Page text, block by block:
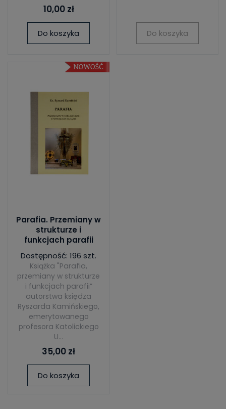
10,00 zł
Do koszyka Do koszyka
Parafia. Przemiany w
strukturze i
funkcjach parafii
Dostępność: 196 szt.
Książka "Parafia,
przemiany w strukturze
i funkcjach parafii”
autorstwa księdza
Ryszarda Kamińskiego,
emerytowanego
profesora Katolickiego
U...
35,00 zł
Do koszyka